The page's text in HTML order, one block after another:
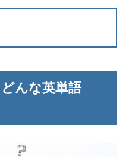
んな英単語